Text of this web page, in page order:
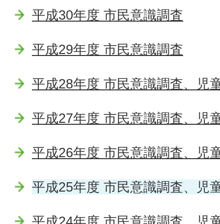
平成30年度 市民意識調査
平成29年度 市民意識調査
平成28年度 市民意識調査、児
平成27年度 市民意識調査、児
平成26年度 市民意識調査、児
平成25年度 市民意識調査、児